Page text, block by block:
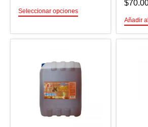
Seleccionar opciones
$
Añadir